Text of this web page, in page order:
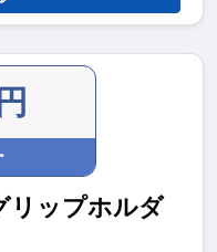
リップホルダ